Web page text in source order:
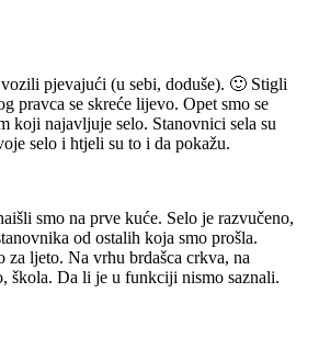
pjevajući (u sebi, doduše). 🙂 Stigli
pravca se skreće lijevo. Opet smo se
koji najavljuje selo. Stanovnici sela su
selo i htjeli su to i da pokažu.
smo na prve kuće. Selo je razvučeno,
od ostalih koja smo prošla.
za ljeto. Na vrhu brdašca crkva, na
škola. Da li je u funkciji nismo saznali.